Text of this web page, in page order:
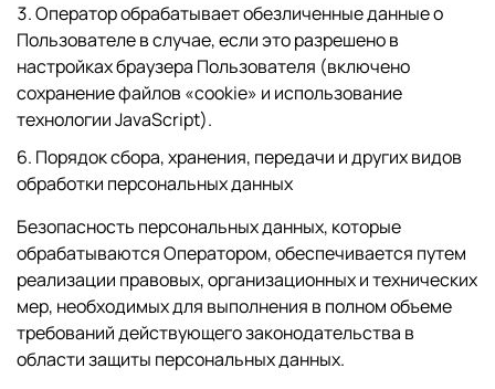
Оператор обрабатывает обезличенные данные о
Пользователе в случае, если это разрешено в
настройках браузера Пользователя (включено
сохранение файлов «cookie» и использование
технологии JavaScript).
6. Порядок сбора, хранения, передачи и других видов
обработки персональных данных
Безопасность персональных данных, которые
обрабатываются Оператором, обеспечивается путем
реализации правовых, организационных и технических
мер, необходимых для выполнения в полном объеме
требований действующего законодательства в
области защиты персональных данных.